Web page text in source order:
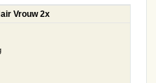
Vrouw 2x